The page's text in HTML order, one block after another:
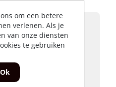
om een betere
verlenen. Als je
van onze diensten
te gebruiken
Ok